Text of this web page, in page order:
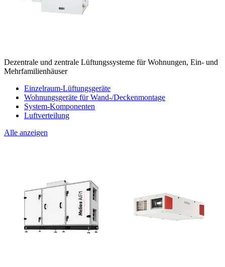
Dezentrale und zentrale Lüftungssysteme für Wohnungen, Ein- und
Mehrfamilienhäuser
Einzelraum-Lüftungsgeräte
Wohnungsgeräte für Wand-/Deckenmontage
System-Komponenten
Luftverteilung
Alle anzeigen